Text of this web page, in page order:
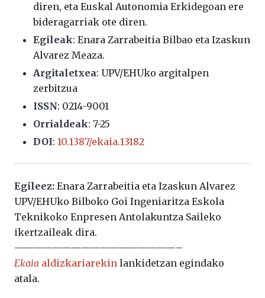
diren, eta Euskal Autonomia Erkidegoan ere
bideragarriak ote diren.
Egileak: Enara Zarrabeitia Bilbao eta Izaskun
Alvarez Meaza.
Argitaletxea: UPV/EHUko argitalpen
zerbitzua
ISSN: 0214-9001
Orrialdeak: 7-25
DOI: 10.1387/ekaia.13182
Egileez: Enara Zarrabeitia eta Izaskun Alvarez
UPV/EHUko Bilboko Goi Ingeniaritza Eskola
Teknikoko Enpresen Antolakuntza Saileko
ikertzaileak dira.
—————————————————–
Ekaia aldizkariarekin lankidetzan egindako
atala.